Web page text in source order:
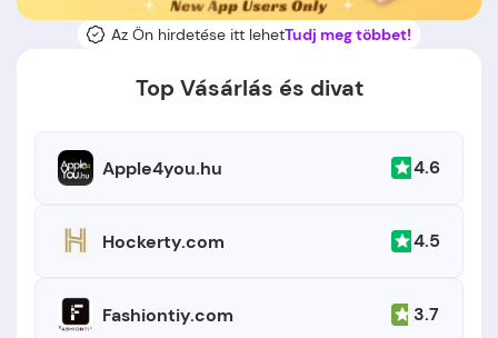
Az Ön hirdetése itt lehetTudj meg többet!
Top Vásárlás és divat
Apple4you.hu 4.6
Hockerty.com 4.5
Fashiontiy.com 3.7